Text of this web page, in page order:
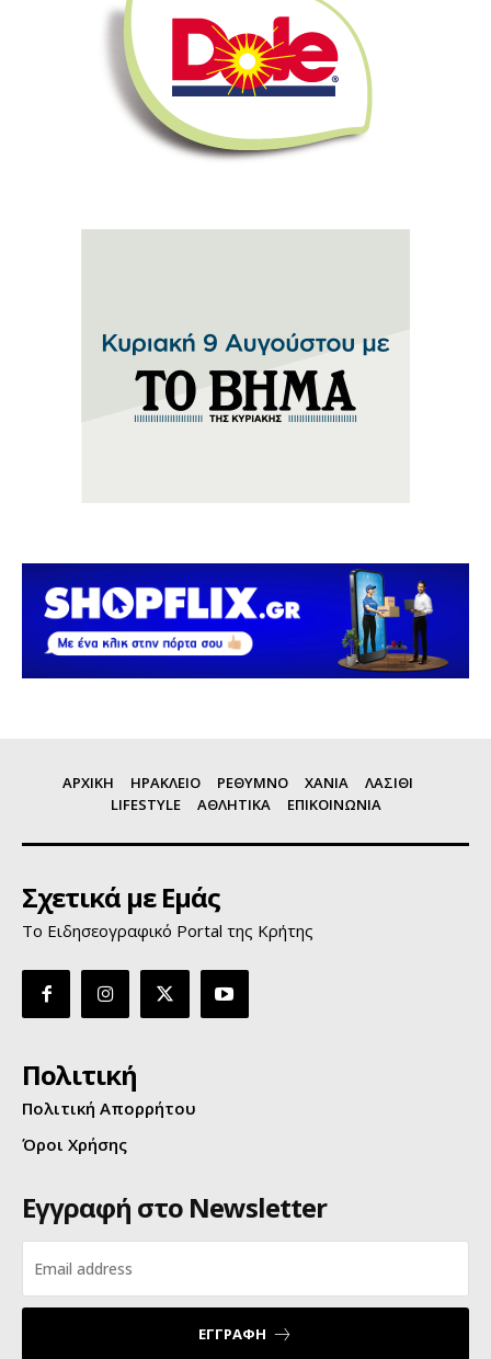
ΑΡΧΙΚΗ ΗΡΑΚΛΕΙΟ ΡΕΘΥΜΝΟ ΧΑΝΙΑ
ΛΑΣΙΘΙ
LIFESTYLE
ΑΘΛΗΤΙΚΑ ΕΠΙΚΟΙΝΩΝΙΑ
Σχετικά με Εμάς
Το Ειδησεογραφικό Portal της Κρήτης
Πολιτική
Πολιτική Απορρήτου
Όροι Χρήσης
Εγγραφή στο Newsletter
ΕΓΓΡΑΦΗ